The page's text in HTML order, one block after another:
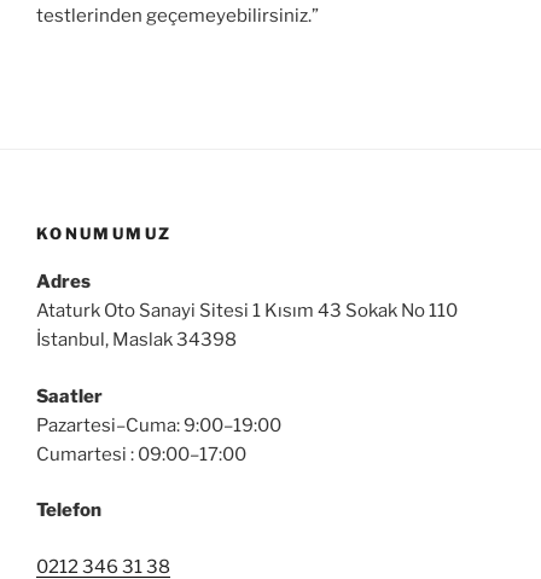
testlerinden geçemeyebilirsiniz.”
KONUMUMUZ
Adres
Ataturk Oto Sanayi Sitesi 1 Kısım 43 Sokak No 110
İstanbul, Maslak 34398
Saatler
Pazartesi–Cuma: 9:00–19:00
Cumartesi : 09:00–17:00
Telefon
0212 346 31 38